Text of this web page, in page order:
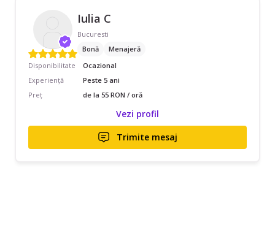
Iulia C
Bucuresti
Bonă
Menajeră
Disponibilitate
Ocazional
Experiență
Peste 5 ani
Preț
de la 55 RON / oră
Vezi profil
Trimite mesaj